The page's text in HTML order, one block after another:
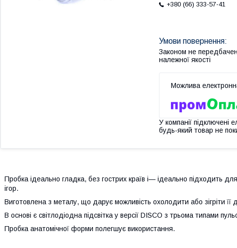
+380 (66) 333-57-41
Законом не
належної якості
У компанії підключені
будь-який товар не
Пробка ідеально гладка, без гострих країв і— ідеально підходить
ігор.
Виготовлена з металу, що дарує можливість охолодити або зігріти її
В основі є світлодіодна підсвітка у версії DISCO з трьома типами
Пробка анатомічної форми полегшує використання.